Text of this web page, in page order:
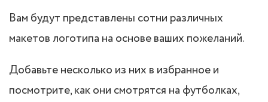
Вам будут представлены сотни различных
макетов логотипа на основе ваших пожеланий.
Добавьте несколько из них в избранное и
посмотрите, как они смотрятся на футболках,